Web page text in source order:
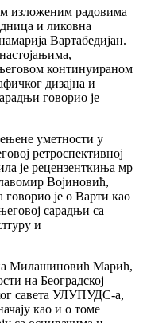
изложеним радовима
и ликовна
Вартабедијан.
континуираном
дизајна и
говорио је
уметности у
ретроспективној
је рецензенткиња мр
Војиновић,
је о Варти као
сарадњи са
и
Милашиновић Марић,
на Београдској
савета УЛУПУДС-а,
као и о томе